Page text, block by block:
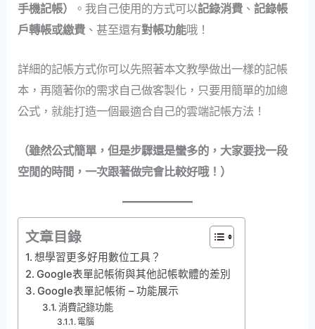
手機記帳）
。我自己使用的方式可以記錄消費 、記錄帳
戶轉帳或繳費 、甚至還有對帳功能哦！
詳細的記帳方式你可以先照著本文教學做出一樣的記帳
本，再隨著你的需求自己做客製化，只要用簡單的加總
公式，就能打造一個最適合自己的雲端記帳方法！
（雖然公式簡單，但是步驟還是蠻多的，大家要找一段
空閒的時間，一次跟著做完會比較好哦！）
文章目錄
想學習更多好用數位工具？
Google表單記帳術與其他記帳軟體的差別
Google表單記帳術 – 功能展示
消費記錄功能
電腦